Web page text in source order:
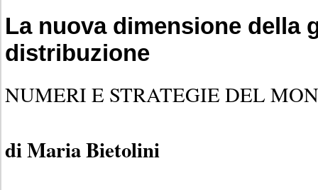
La nuova dimensione della
distribuzione
NUMERI E STRATEGIE DEL
di Maria Bietolini